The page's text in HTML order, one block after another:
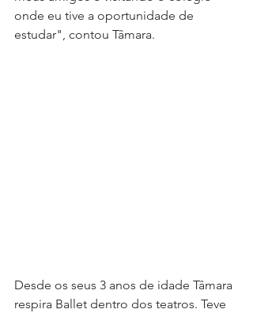
onde eu tive a oportunidade de
estudar", contou Tâmara.
Desde os seus 3 anos de idade Tâmara
respira Ballet dentro dos teatros. Teve